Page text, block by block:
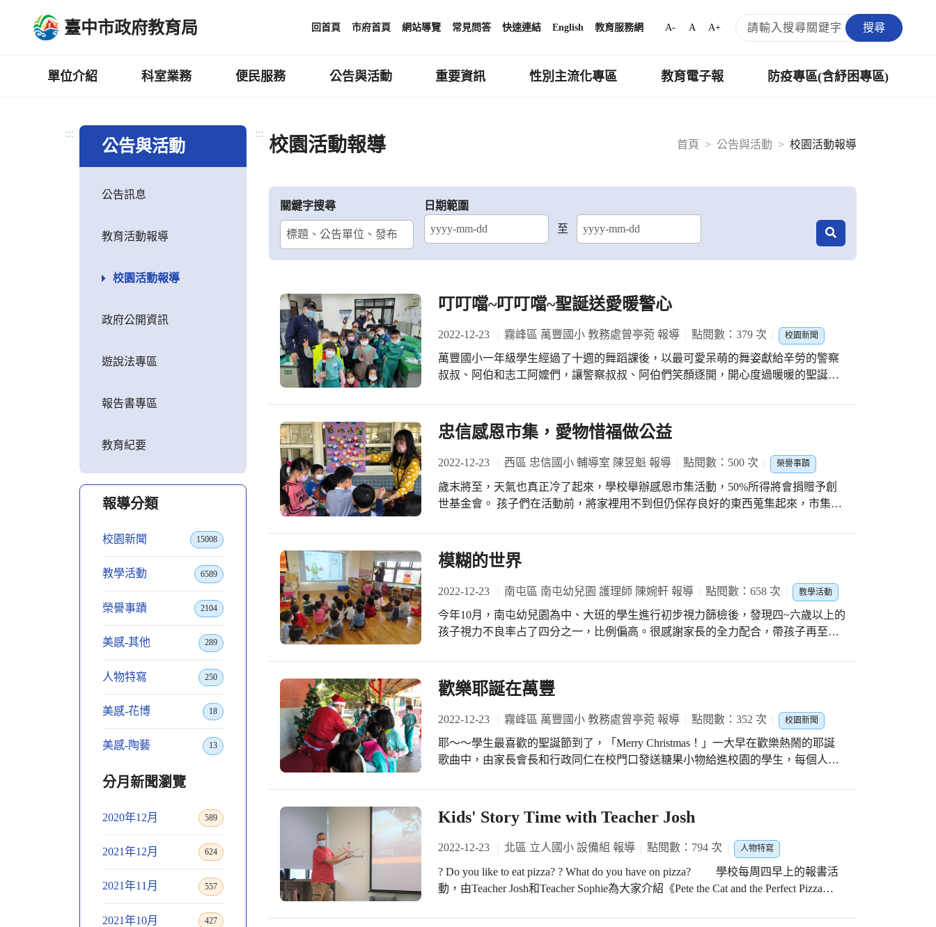
臺中市政府教育局 回首頁 市府首頁 網站導覽 常見問答 快速連結 English 教育服務網 A- A A+ 搜尋
單位介紹 科室業務 便民服務 公告與活動 重要資訊 性別主流化專區 教育電子報 防疫專區(含紓困專區)
:::
公告與活動
公告訊息
教育活動報導
校園活動報導
政府公開資訊
遊說法專區
報告書專區
教育紀要
報導分類
校園新聞 15008
教學活動 6589
榮譽事蹟 2104
美感-其他 289
人物特寫 250
美感-花博 18
美感-陶藝 13
分月新聞瀏覽
2020年12月 589
2021年12月 624
2021年11月 557
2021年10月 427
:::
首頁
公告與活動 校園活動報導
校園活動報導
關鍵字搜尋
日期範圍
至
結束日期
叮叮噹~叮叮噹~聖誕送愛暖警心
2022-12-23 霧峰區 萬豐國小 教務處曾亭菀 報導 點閱數：379 次 校園新聞
萬豐國小一年級學生經過了十週的舞蹈課後，以最可愛呆萌的舞姿獻給辛勞的警察
叔叔、阿伯和志工阿嬤們，讓警察叔叔、阿伯們笑顏逐開，開心度過暖暖的聖誕
槍裡有沒有子彈?」、「防彈背心會被子彈穿破嗎?」好似萬豐派出所是一個新奇的
遊樂場般。另外還讓學生們體驗巡邏警車，學生們拿起車用廣播器，馬上變身為帥
氣的小小警察大喊:「小偷!不許動!你被待捕了~~」真是架式十足呢! 謝謝萬豐派出所
的警察叔叔們耐心地為學生解說，並讓學生有實際體驗的機會，使得聖誕佳節更別
具有意義。
忠信感恩市集，愛物惜福做公益
2022-12-23 西區 忠信國小 輔導室 陳昱魁 報導 點閱數：500 次 榮譽事蹟
歲末將至，天氣也真正冷了起來，學校舉辦感恩市集活動，50%所得將會捐贈予創
世基金會。 孩子們在活動前，將家裡用不到但仍保存良好的東西蒐集起來，市集當
驗豐富的賣場老手，活動尾聲時，多個攤位更是開始跳樓大拍賣，一個娃娃10元；
竟然還買一送一！大家莫不努力將貨物完售。 除了跳蚤市場，孩子們更展現創意，
市集現場有套圈圈、戳戳樂以及乒乓球投擲等小遊戲，大家囊括大大小小的戰利品
之餘也玩得不亦樂乎，一旁還有小小街頭藝人熱情表演，吸引不少大朋友小朋友駐
足欣賞。 這次的活動捐出所得將近4萬，大家回響熱烈，讓這份愛溫暖更多需要的
人。
模糊的世界
2022-12-23 南屯區 南屯幼兒園 護理師 陳婉軒 報導 點閱數：658 次 教學活動
今年10月，南屯幼兒園為中、大班的學生進行初步視力篩檢後，發現四~六歲以上的
孩子視力不良率占了四分之一，比例偏高。很感謝家長的全力配合，帶孩子再至眼
活習慣有關。所以越早養成良好的用眼習慣，才是降低近視比例最根本的辦法。所
以這一期進行的衛生教育以視力保健為主題，讓孩子們更早學習正確用眼習慣。 開
始衛教時，準備宣導海報和電腦簡報作為工具，教導孩子不挑食，攝取各種營養素
讓眼睛健康；每日戶外活動減少3C產品的藍光傷害眼睛；以手臂測量看書用眼的最
佳距離。為了想讓孩子們體驗近視時的模糊視線，在尋找素材時絞盡腦汁，嘗試過
塑膠袋、紗布、刮花的投影片遮住眼睛，卻感覺效果不佳。某天在器材室翻找時，
之下還沒發現特別之處，直到戴上後發現眼前一片模糊。接著拿出籃子請孩子依指
不過，看了半天卻屢屢拿出塑膠球，惹得同學哈哈大笑；再請另一位孩子戴上眼鏡
後，找出班上的好朋友並站在面前，但摘下眼鏡後發現認錯成別人，自己都感到不
好意思。巡迴到大班時，邀請一位小女生示範，她卻拒絕上台戴神奇眼鏡，原因是
歡樂耶誕在萬豐
2022-12-23 霧峰區 萬豐國小 教務處曾亭菀 報導 點閱數：352 次 校園新聞
耶～～學生最喜歡的聖誕節到了，「Merry Christmas！」一大早在歡樂熱鬧的耶誕
歌曲中，由家長會長和行政同仁在校門口發送糖果小物給進校園的學生，每個人臉
Kids' Story Time with Teacher Josh
2022-12-23 北區 立人國小 設備組 報導 點閱數：794 次 人物特寫
? Do you like to eat pizza? ? What do you have on pizza? 學校每周四早上的報書活
動，由Teacher Josh和Teacher Sophie為大家介紹《Pete the Cat and the Perfect Pizza